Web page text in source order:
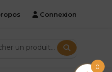
Connexion
0